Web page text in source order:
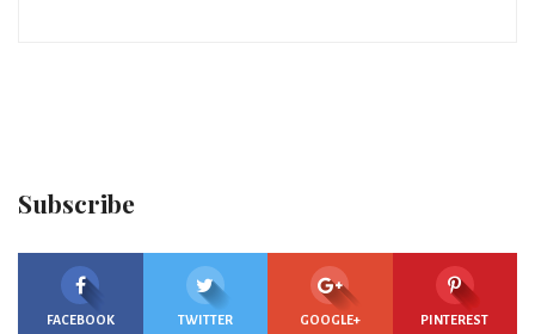
Subscribe
FACEBOOK TWITTER GOOGLE+ PINTEREST